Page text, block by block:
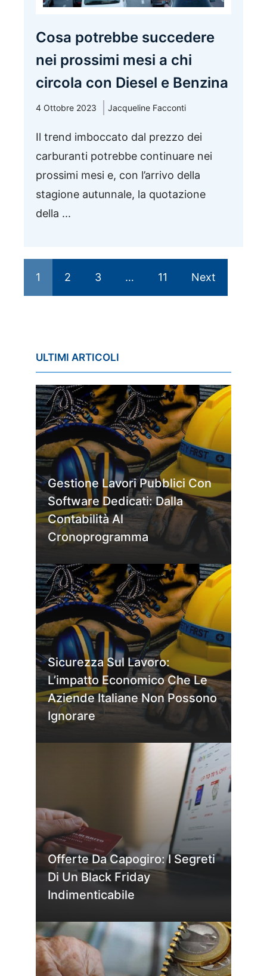
Cosa potrebbe succedere
nei prossimi mesi a chi
circola con Diesel e Benzina
4 Ottobre 2023 Jacqueline Facconti
Il trend imboccato dal prezzo dei
carburanti potrebbe continuare nei
prossimi mesi e, con l’arrivo della
stagione autunnale, la quotazione
della ...
1 2 3 … 11 Next
ULTIMI ARTICOLI
Gestione Lavori Pubblici Con
Software Dedicati: Dalla
Contabilità Al
Cronoprogramma
Sicurezza Sul Lavoro:
L’impatto Economico Che Le
Aziende Italiane Non Possono
Ignorare
Offerte Da Capogiro: I Segreti
Di Un Black Friday
Indimenticabile